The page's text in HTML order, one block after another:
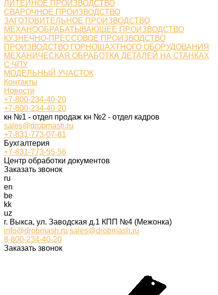
ЛИТЕЙНОЕ ПРОИЗВОДСТВО
СВАРОЧНОЕ ПРОИЗВОДСТВО
ЗАГОТОВИТЕЛЬНОЕ ПРОИЗВОДСТВО
МЕХАНООБРАБАТЫВАЮЩЕЕ ПРОИЗВОДСТВО
КУЗНЕЧНО-ПРЕССОВОЕ ПРОИЗВОДСТВО
ПРОИЗВОДСТВО ГОРНОШАХТНОГО ОБОРУДОВАНИЯ
МЕХАНИЧЕСКАЯ ОБРАБОТКА ДЕТАЛЕЙ НА СТАНКАХ
С ЧПУ
МОДЕЛЬНЫЙ УЧАСТОК
Контакты
Новости
+7-800-234-40-20
+7-800-234-40-20
кн №1 - отдел продаж кн №2 - отдел кадров
sales@drobmash.ru
+7-831-773-07-81
Бухгалтерия
+7-831-773-55-56
Центр обработки документов
Заказать звонок
ru
en
be
kk
uz
г. Выкса, ул. Заводская д.1 КПП №4 (Межонка)
info@drobmash.ru sales@drobmash.ru
8-800-234-40-20
Заказать звонок